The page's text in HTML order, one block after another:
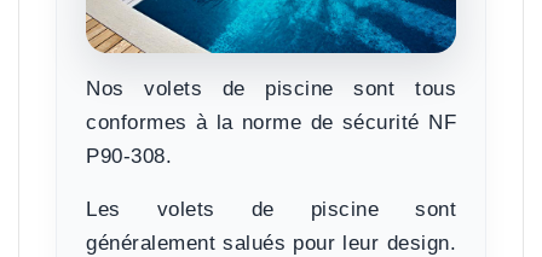
Nos volets de piscine sont tous
conformes à la norme de sécurité NF
P90-308.
Les volets de piscine sont
généralement salués pour leur design.